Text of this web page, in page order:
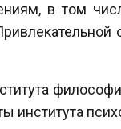
в том
института